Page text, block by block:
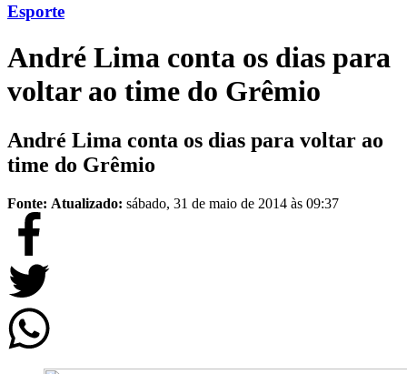
Esporte
André Lima conta os dias para
voltar ao time do Grêmio
André Lima conta os dias para voltar ao
time do Grêmio
Fonte: Atualizado: sábado, 31 de maio de 2014 às 09:37